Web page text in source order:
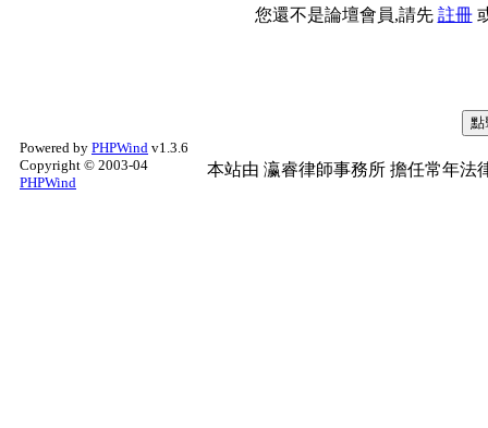
您還不是論壇會員,請先 註冊
Powered by PHPWind v1.3.6
Copyright © 2003-04
PHPWind
本站由 瀛睿律師事務所 擔任常年法